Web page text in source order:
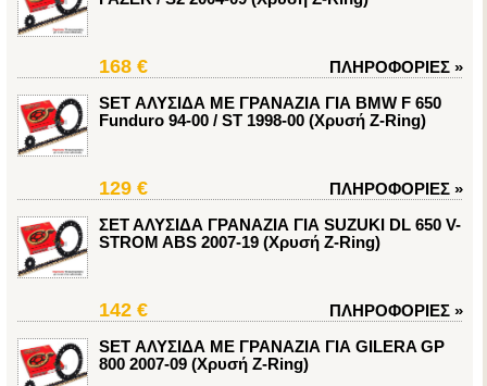
168 € ΠΛΗΡΟΦΟΡΙΕΣ »
SET ΑΛΥΣΙΔΑ ΜΕ ΓΡΑΝΑΖΙΑ ΓΙΑ BMW F 650
Funduro 94-00 / ST 1998-00 (Χρυσή Z-Ring)
129 € ΠΛΗΡΟΦΟΡΙΕΣ »
ΣΕΤ ΑΛΥΣΙΔΑ ΓΡΑΝΑΖΙΑ ΓΙΑ SUZUKI DL 650 V-
STROM ABS 2007-19 (Χρυσή Z-Ring)
142 € ΠΛΗΡΟΦΟΡΙΕΣ »
SET ΑΛΥΣΙΔΑ ΜΕ ΓΡΑΝΑΖΙΑ ΓΙΑ GILERA GP
800 2007-09 (Χρυσή Z-Ring)